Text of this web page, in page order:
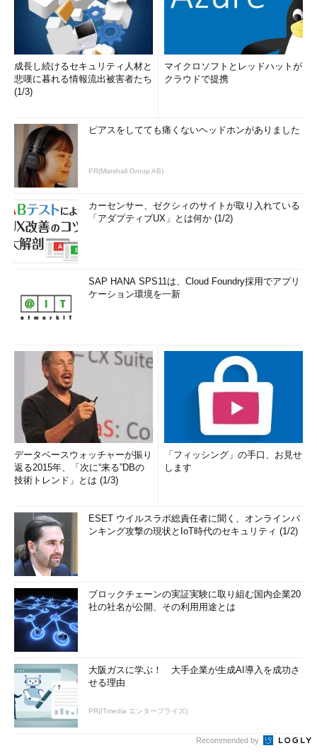
成長し続けるセキュリティ人材と
悲嘆に暮れる情報流出被害者たち
(1/3)
マイクロソフトとレッドハットが
クラウドで提携
ピアスをしてても痛くないヘッドホンがありました
PR(Marshall Group AB)
カーセンサー、ゼクシィのサイトが取り入れている
「アダプティブUX」とは何か (1/2)
SAP HANA SPS11は、Cloud Foundry採用でアプリ
ケーション環境を一新
データベースウォッチャーが振り
返る2015年、「次に“来る”DBの
技術トレンド」とは (1/3)
「フィッシング」の手口、お見せ
します
ESET ウイルスラボ総責任者に聞く、オンラインバ
ンキング攻撃の現状とIoT時代のセキュリティ (1/2)
ブロックチェーンの実証実験に取り組む国内企業20
社の社名が公開、その利用用途とは
大阪ガスに学ぶ！ 大手企業が生成AI導入を成功さ
せる理由
PR(ITmedia エンタープライズ)
Recommended by